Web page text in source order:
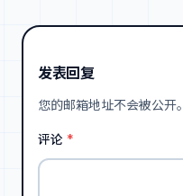
发表回复
您的邮箱地址不会被公开。
评论 *